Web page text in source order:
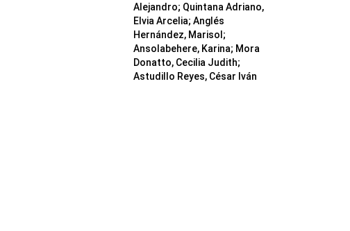
Alejandro; Quintana Adriano,
Elvia Arcelia; Anglés
Hernández, Marisol ;
Ansolabehere, Karina; Mora
Donatto, Cecilia Judith;
Astudillo Reyes, César Iván